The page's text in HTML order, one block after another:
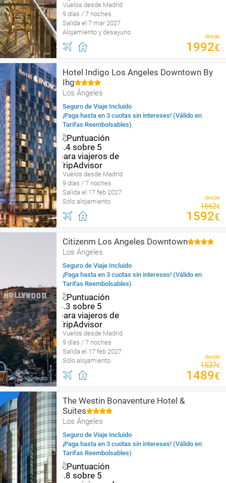
Vuelos desde Madrid
9 días / 7 noches
Salida el 7 mar 2027
Alojamiento y desayuno
desde
1992€
Hotel Indigo Los Angeles Downtown By
Ihg
Los Ángeles
Seguro de Viaje Incluido
¡Paga hasta en 3 cuotas sin intereses! (Válido en
Tarifas Reembolsables)
Vuelos desde Madrid
9 días / 7 noches
Salida el 17 feb 2027
Sólo alojamiento
desde
1662€
1592€
Citizenm Los Angeles Downtown
Los Ángeles
Seguro de Viaje Incluido
¡Paga hasta en 3 cuotas sin intereses! (Válido en
Tarifas Reembolsables)
Vuelos desde Madrid
9 días / 7 noches
Salida el 17 feb 2027
Sólo alojamiento
desde
1537€
1489€
The Westin Bonaventure Hotel &
Suites
Los Ángeles
Seguro de Viaje Incluido
¡Paga hasta en 3 cuotas sin intereses! (Válido en
Tarifas Reembolsables)